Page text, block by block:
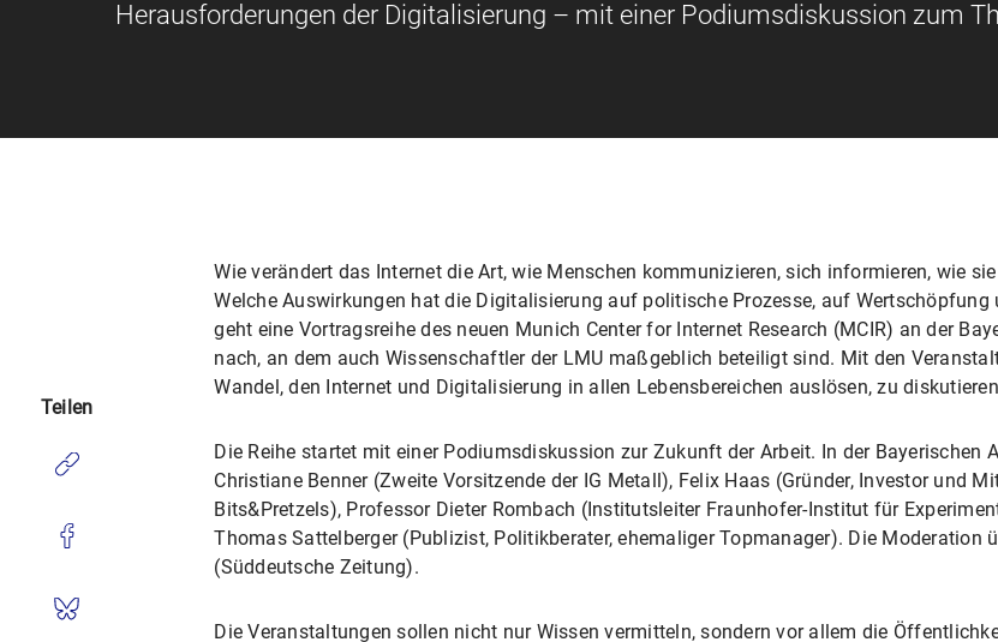
Herausforderungen der Digitalisierung – mit einer Podiumsdiskussion zum
Wie verändert das Internet die Art, wie Menschen kommunizieren, sich informieren, wie
Welche Auswirkungen hat die Digitalisierung auf politische Prozesse, auf Wertschöpfung
geht eine Vortragsreihe des neuen Munich Center for Internet Research (MCIR) an der
nach, an dem auch Wissenschaftler der LMU maßgeblich beteiligt sind. Mit den
Wandel, den Internet und Digitalisierung in allen Lebensbereichen auslösen, zu
Die Reihe startet mit einer Podiumsdiskussion zur Zukunft der Arbeit. In der Bayerischen
Christiane Benner (Zweite Vorsitzende der IG Metall), Felix Haas (Gründer, Investor und
Bits&Pretzels), Professor Dieter Rombach (Institutsleiter Fraunhofer-Institut für
Thomas Sattelberger (Publizist, Politikberater, ehemaliger Topmanager). Die Moderation
(Süddeutsche Zeitung).
Die Veranstaltungen sollen nicht nur Wissen vermitteln, sondern vor allem die
Teilen